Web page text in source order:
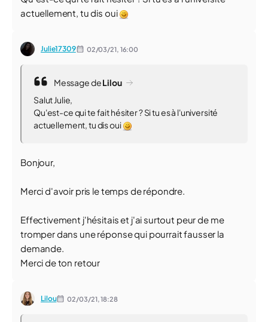
actuellement, tu dis oui
Julie17309 02/03/21, 16:00
Message deLilou
Salut Julie,
Qu'est-ce qui te fait hésiter ? Si tu es à l'université
actuellement, tu dis oui
Bonjour,
Merci d'avoir pris le temps de répondre.
Effectivement j'hésitais et j'ai surtout peur de me
tromper dans une réponse qui pourrait fausser la
demande.
Merci de ton retour
Lilou 02/03/21,18:28